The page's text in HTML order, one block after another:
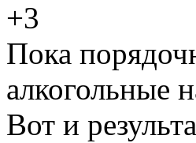
+3
Пока
алкогольные
Вот и